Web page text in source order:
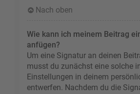
Nach oben
Wie kann ich meinem Beitrag
anfügen?
Um eine Signatur an deinen
musst du zunächst eine solche
Einstellungen in deinem
entwerfen. Nachdem du die